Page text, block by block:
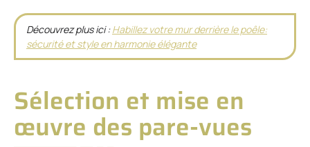
Découvrez plus ici :Habillez votre mur derrière le poêle:
sécurité et style en harmonie élégante
Sélection et mise en
œuvre des pare-vues